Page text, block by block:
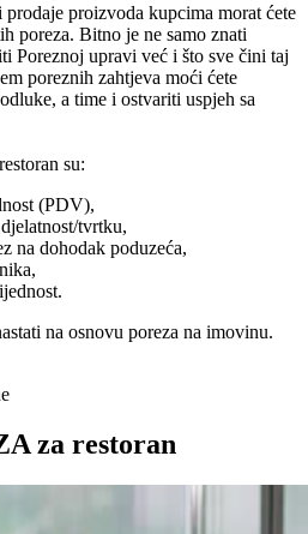
proizvoda kupcima morat ćete
poreza. Bitno je ne samo znati
Poreznoj upravi već i što sve čini taj
poreznih zahtjeva moći ćete
a time i ostvariti uspjeh sa
su:
(PDV),
tvrtku,
na dohodak poduzeća,
na osnovu poreza na imovinu.
za restoran